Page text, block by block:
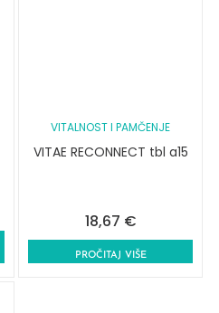
VITALNOST I PAMČENJE
VITAE RECONNECT tbl a15
18,67 €
PROČITAJ VIŠE